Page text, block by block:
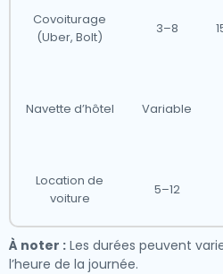
Covoiturage
(Uber, Bolt)
3–8
Navette d’hôtel Variable
Location de
voiture
5–12
À noter : Les durées peuvent
l’heure de la journée.